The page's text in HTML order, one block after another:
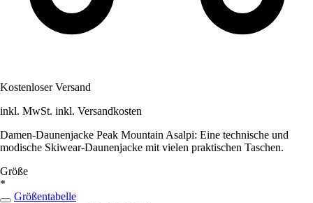
Kostenloser Versand
inkl. MwSt. inkl. Versandkosten
Damen-Daunenjacke Peak Mountain Asalpi: Eine technische und
modische Skiwear-Daunenjacke mit vielen praktischen Taschen.
Größe
*
Größentabelle